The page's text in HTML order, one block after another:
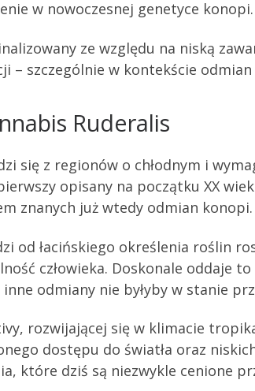
w nowoczesnej genetyce konopi.
ze względu na niską
– szczególnie w kontekście
Ruderalis
się z regionów o chłodnym i
opisany na początku XX
znanych już wtedy odmian konopi.
od łacińskiego określenia roślin
człowieka. Doskonale
odmiany nie byłyby w stanie
rozwijającej się w klimacie
dostępu do światła oraz
które dziś są niezwykle cenione